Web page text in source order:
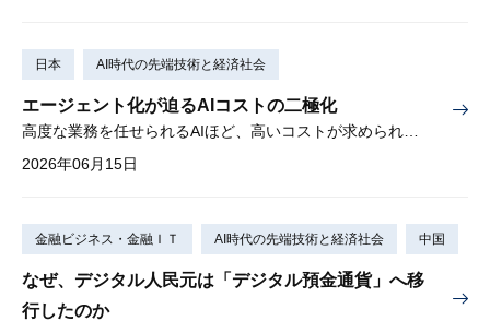
日本 AI時代の先端技術と経済社会
エージェント化が迫るAIコストの二極化
2026年06月15日
金融ビジネス・金融ＩＴ AI時代の先端技術と経済社会 中国
なぜ、デジタル人民元は「デジタル預金通貨」へ移
行したのか